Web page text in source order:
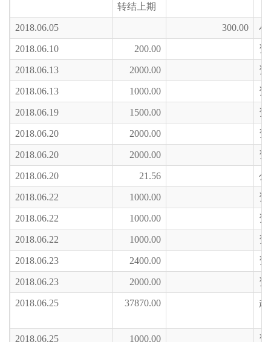
转结上期
2018.06.05 300.00 小
2018.06.10 200.00 资
2018.06.13 2000.00 资
2018.06.13 1000.00 资
2018.06.19 1500.00 资
2018.06.20 2000.00 资
2018.06.20 2000.00 资
2018.06.20 21.56 公
2018.06.22 1000.00 资
2018.06.22 1000.00 资
2018.06.22 1000.00 资
2018.06.23 2400.00 资
2018.06.23 2000.00 资
2018.06.25 37870.00 超
2018.06.25 1000.00 资